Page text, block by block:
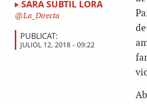
SARA SUBTIL LORA
La_Directa
PUBLICAT:
JULIOL 12, 2018 - 09:22